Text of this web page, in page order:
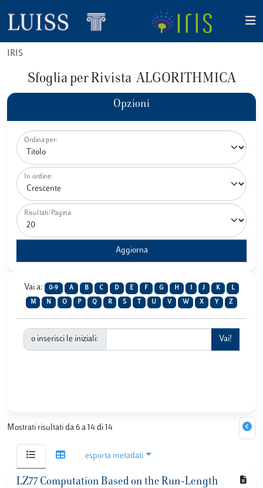
IRIS
Sfoglia per Rivista ALGORITHMICA
Opzioni
Ordina per:
In ordine:
Risultati/Pagina
Vai a: 0-9 A B C D E F G H J K L
M N O P Q R S U V W X Y Z
o inserisci le iniziali:
Mostrati risultati da 6 a 14 di 14
esporta metadati
LZ77 Computation Based on the Run-Length